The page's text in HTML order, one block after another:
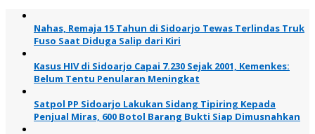
Nahas, Remaja 15 Tahun di Sidoarjo Tewas Terlindas Truk
Fuso Saat Diduga Salip dari Kiri
Kasus HIV di Sidoarjo Capai 7.230 Sejak 2001, Kemenkes:
Belum Tentu Penularan Meningkat
Satpol PP Sidoarjo Lakukan Sidang Tipiring Kepada
Penjual Miras, 600 Botol Barang Bukti Siap Dimusnahkan